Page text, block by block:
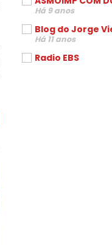
Há 9 anos
Blog do Jorge
Há 11 anos
Radio EBS